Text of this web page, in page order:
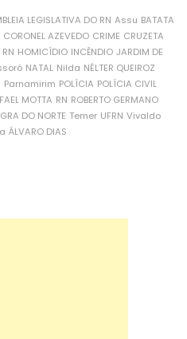
LEGISLATIVA DO RN Assu BATATA
CORONEL AZEVEDO CRIME CRUZETA
HOMICÍDIO INCÊNDIO JARDIM DE
NATAL Nilda NÉLTER QUEIROZ
Parnamirim POLÍCIA POLÍCIA CIVIL
MOTTA RN ROBERTO GERMANO
DO NORTE Temer UFRN Vivaldo
ÁLVARO DIAS